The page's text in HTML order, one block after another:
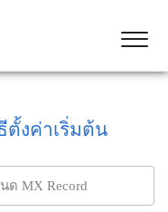
ตั้งค่าเริ่มต้น